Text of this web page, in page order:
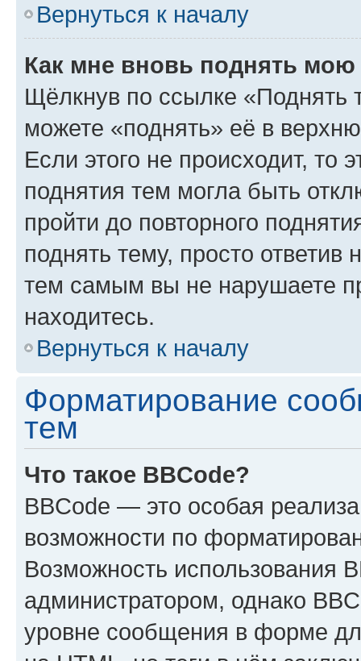
Вернуться к началу
Как мне вновь поднять мою
Щёлкнув по ссылке «Поднять
можете «поднять» её в
Если этого не происходит, то
поднятия тем могла быть
пройти до повторного
поднять тему, просто ответив
тем самым вы не нарушаете
находитесь.
Вернуться к началу
Форматирование
тем
Что такое BBCode?
BBCode — это особая
возможности по
Возможность использования
администратором, однако
уровне сообщения в форме